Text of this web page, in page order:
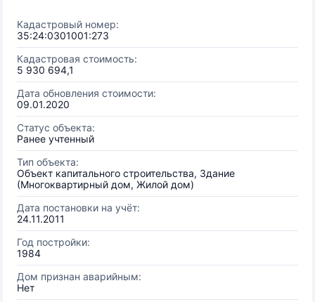
Кадастровый номер:
35:24:0301001:273
Кадастровая стоимость:
5 930 694,1
Дата обновления стоимости:
09.01.2020
Статус объекта:
Ранее учтенный
Тип объекта:
Объект капитального строительства, Здание
(Многоквартирный дом, Жилой дом)
Дата постановки на учёт:
24.11.2011
Год постройки:
1984
Дом признан аварийным:
Нет